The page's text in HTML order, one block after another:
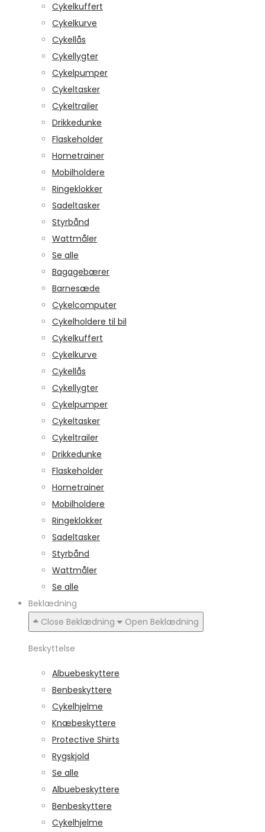
Cykelkuffert
Cykelkurve
Cykellås
Cykellygter
Cykelpumper
Cykeltasker
Cykeltrailer
Drikkedunke
Flaskeholder
Hometrainer
Mobilholdere
Ringeklokker
Sadeltasker
Styrbånd
Wattmåler
Se alle
Bagagebærer
Barnesæde
Cykelcomputer
Cykelholdere til bil
Cykelkuffert
Cykelkurve
Cykellås
Cykellygter
Cykelpumper
Cykeltasker
Cykeltrailer
Drikkedunke
Flaskeholder
Hometrainer
Mobilholdere
Ringeklokker
Sadeltasker
Styrbånd
Wattmåler
Se alle
Beklædning
Close Beklædning
Open Beklædning
Beskyttelse
Albuebeskyttere
Benbeskyttere
Cykelhjelme
Knæbeskyttere
Protective Shirts
Rygskjold
Se alle
Albuebeskyttere
Benbeskyttere
Cykelhjelme